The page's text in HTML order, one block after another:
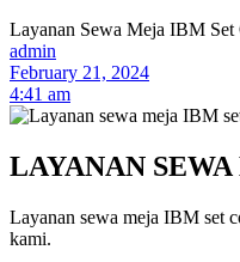
Layanan Sewa Meja IBM Set
admin
February 21, 2024
4:41 am
LAYANAN
Layanan sewa meja IBM set
kami.